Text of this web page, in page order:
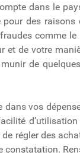
dans le
des
comme
et de votre
munir de
vos
régler des
constatation.